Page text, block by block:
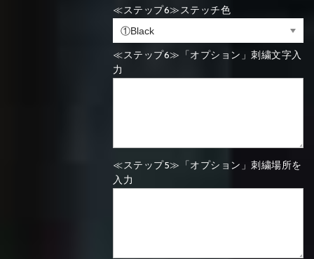
≪ステップ6≫ステッチ色
≪ステップ6≫「オプション」刺繍文字入
力
≪ステップ5≫「オプション」刺繍場所を
入力